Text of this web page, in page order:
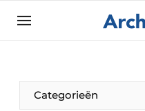
Aanmelden
ArchiComm |
interieur- &
Categorieën